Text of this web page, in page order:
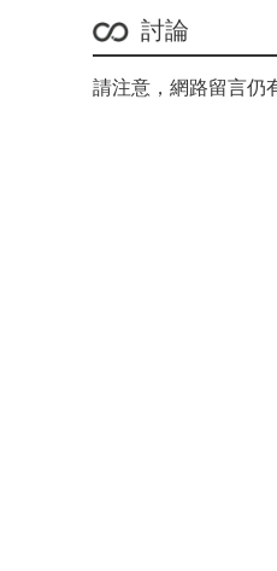
討論
請注意，網路留言仍